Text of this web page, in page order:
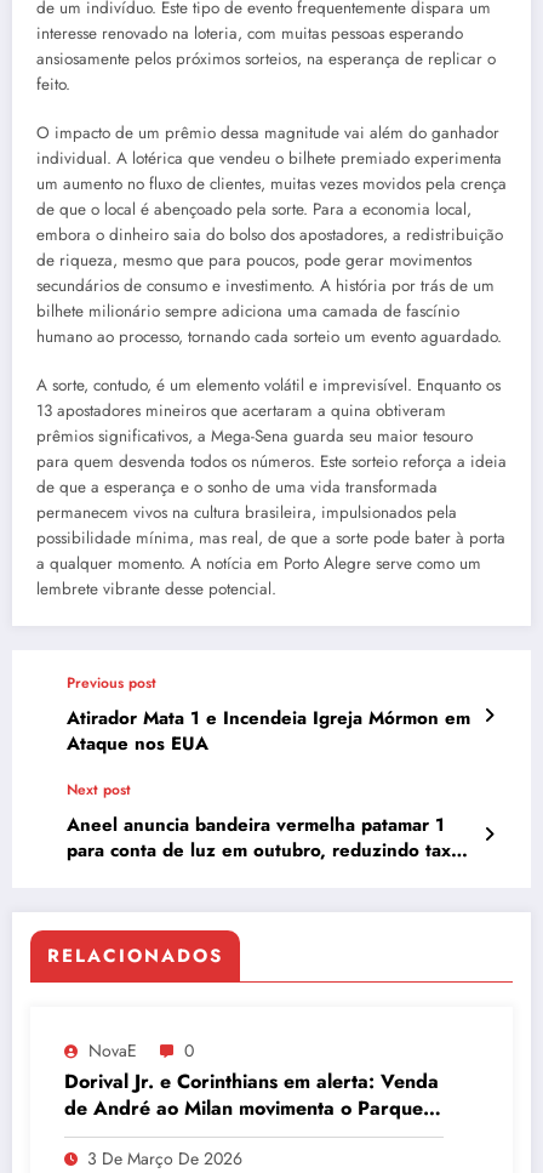
de um indivíduo. Este tipo de evento frequentemente dispara um
interesse renovado na loteria, com muitas pessoas esperando
ansiosamente pelos próximos sorteios, na esperança de replicar o
feito.
O impacto de um prêmio dessa magnitude vai além do ganhador
individual. A lotérica que vendeu o bilhete premiado experimenta
um aumento no fluxo de clientes, muitas vezes movidos pela crença
de que o local é abençoado pela sorte. Para a economia local,
embora o dinheiro saia do bolso dos apostadores, a redistribuição
de riqueza, mesmo que para poucos, pode gerar movimentos
secundários de consumo e investimento. A história por trás de um
bilhete milionário sempre adiciona uma camada de fascínio
humano ao processo, tornando cada sorteio um evento aguardado.
A sorte, contudo, é um elemento volátil e imprevisível. Enquanto os
13 apostadores mineiros que acertaram a quina obtiveram
prêmios significativos, a Mega-Sena guarda seu maior tesouro
para quem desvenda todos os números. Este sorteio reforça a ideia
de que a esperança e o sonho de uma vida transformada
permanecem vivos na cultura brasileira, impulsionados pela
possibilidade mínima, mas real, de que a sorte pode bater à porta
a qualquer momento. A notícia em Porto Alegre serve como um
lembrete vibrante desse potencial.
Previous post
Atirador Mata 1 e Incendeia Igreja Mórmon em
Ataque nos EUA
Next post
Aneel anuncia bandeira vermelha patamar 1
para conta de luz em outubro, reduzindo taxa
RELACIONADOS
NovaE 0
Dorival Jr. e Corinthians em alerta: Venda
de André ao Milan movimenta o Parque
São Jorge
3 De Março De 2026